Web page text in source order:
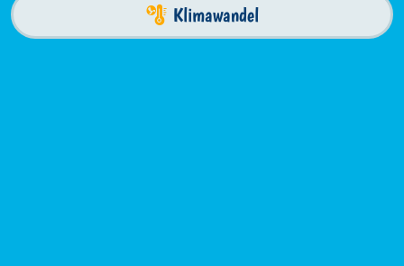
Klimawandel